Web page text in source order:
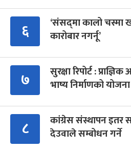
६
‘संसद्‍मा कालो
कारोबार नगर्नू’
७
सुरक्षा रिपोर्ट :
भाष्य निर्माणको योजना
८
कांग्रेस संस्थापन इतर
देउवाले सम्बोधन गर्ने